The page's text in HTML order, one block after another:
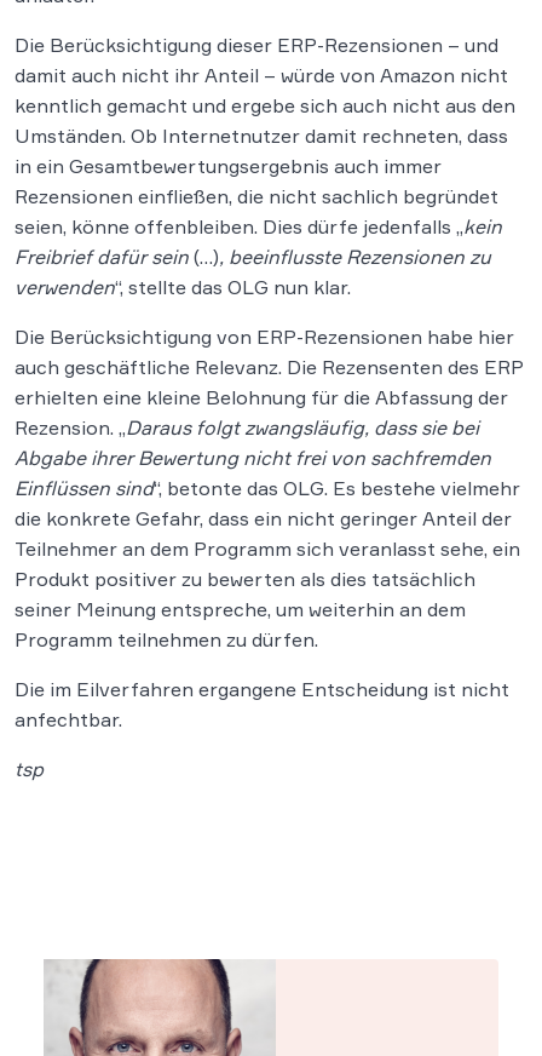
Die Berücksichtigung dieser ERP-Rezensionen – und
damit auch nicht ihr Anteil – würde von Amazon nicht
kenntlich gemacht und ergebe sich auch nicht aus den
Umständen. Ob Internetnutzer damit rechneten, dass
in ein Gesamtbewertungsergebnis auch immer
Rezensionen einfließen, die nicht sachlich begründet
seien, könne offenbleiben. Dies dürfe jedenfalls „kein
Freibrief dafür sein (…), beeinflusste Rezensionen zu
verwenden“, stellte das OLG nun klar.
Die Berücksichtigung von ERP-Rezensionen habe hier
auch geschäftliche Relevanz. Die Rezensenten des ERP
erhielten eine kleine Belohnung für die Abfassung der
Rezension. „Daraus folgt zwangsläufig, dass sie bei
Abgabe ihrer Bewertung nicht frei von sachfremden
Einflüssen sind“, betonte das OLG. Es bestehe vielmehr
die konkrete Gefahr, dass ein nicht geringer Anteil der
Teilnehmer an dem Programm sich veranlasst sehe, ein
Produkt positiver zu bewerten als dies tatsächlich
seiner Meinung entspreche, um weiterhin an dem
Programm teilnehmen zu dürfen.
Die im Eilverfahren ergangene Entscheidung ist nicht
anfechtbar.
tsp